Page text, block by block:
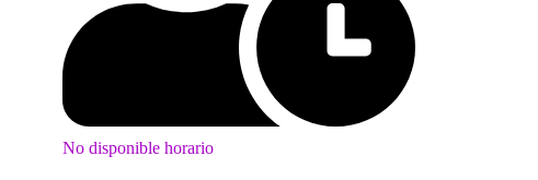
No disponible horario